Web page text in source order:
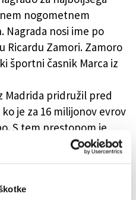
nogometnem
Nagrada nosi ime po
Ricardu Zamori. Zamoro
športni časnik Marca iz
Madrida pridružil pred
je za 16 milijonov evrov
S tem prestopom je
zgodovini nogometa,
ter najdražji vratar v
ki ima v Španiji